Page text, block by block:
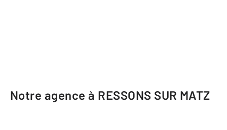
Notre agence à RESSONS SUR MATZ